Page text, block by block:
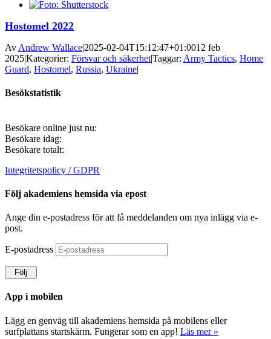
Hostomel 2022
Av Andrew Wallace|2025-02-04T15:12:47+01:0012 feb
2025|Kategorier: Försvar och säkerhet|Taggar: Army Tactics, Home
Guard, Hostomel, Russia, Ukraine|
Besökstatistik
Besökare online just nu:
Besökare idag:
Besökare totalt:
Integritetspolicy / GDPR
Följ akademiens hemsida via epost
Ange din e-postadress för att få meddelanden om nya inlägg via e-
post.
E-postadress
Följ
App i mobilen
Lägg en genväg till akademiens hemsida på mobilens eller
surfplattans startskärm. Fungerar som en app! Läs mer »